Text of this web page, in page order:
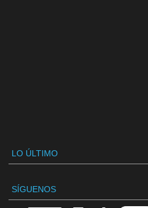
LO ÚLTIMO
SÍGUENOS